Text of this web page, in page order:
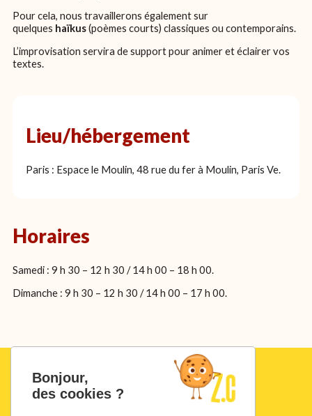
Pour cela, nous travaillerons également sur
quelques haïkus(poèmes courts) classiques ou contemporains.
L’improvisation servira de support pour animer et éclairer vos
textes.
Lieu/hébergement
Paris : Espace le Moulin, 48 rue du fer à Moulin, Paris Ve.
Horaires
Samedi : 9 h 30 – 12 h 30 / 14 h 00 – 18 h 00.
Dimanche : 9 h 30 – 12 h 30 / 14 h 00 – 17 h 00.
Bonjour,
des cookies ?